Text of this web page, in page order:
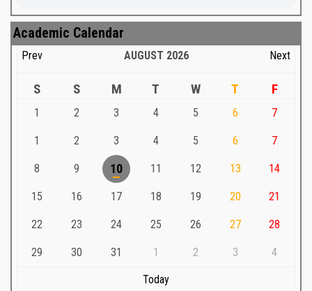
Academic Calendar
Prev AUGUST 2026 Next
S S M T W T F
1 2 3 4 5 6 7
1 2 3 4 5 6 7
8 9 10 11 12 13 14
15 16 17 18 19 20 21
22 23 24 25 26 27 28
29 30 31 1 2 3 4
Today